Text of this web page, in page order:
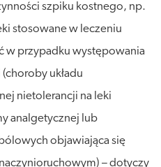
szpiku kostnego, np.
stosowane w leczeniu
przypadku występowania
układu
nietolerancji na leki
analgetycznej lub
objawiająca się
– dotyczy